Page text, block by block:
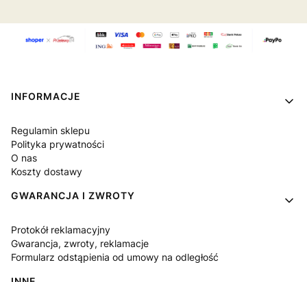
Linki w stopce
INFORMACJE
Regulamin sklepu
Polityka prywatności
O nas
Koszty dostawy
GWARANCJA I ZWROTY
Protokół reklamacyjny
Gwarancja, zwroty, reklamacje
Formularz odstąpienia od umowy na odległość